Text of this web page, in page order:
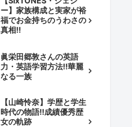
ー】家族構成と実家が裕
福でお金持ちのうわさの
真相!!
眞栄田郷敦さんの英語
力・英語学習方法!!華麗
なる一族
【山崎怜奈】学歴と学生
時代の物語!!成績優秀歴
女の軌跡